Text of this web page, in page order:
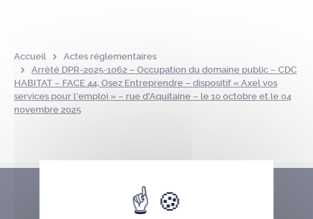
Accueil
Actes réglementaires
Arrêté DPR-2025-1062 – Occupation du domaine public – CDC
HABITAT – FACE 44, Osez Entreprendre – dispositif « Axel vos
services pour l’emploi » – rue d’Aquitaine – le 10 octobre et le 04
novembre 2025